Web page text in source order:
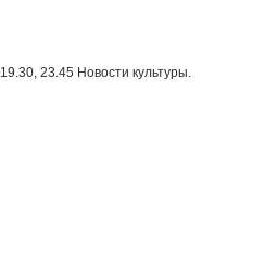
23.45 Новости культуры.